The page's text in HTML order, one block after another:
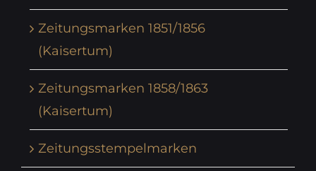
Zeitungsmarken 1851/1856
(Kaisertum)
Zeitungsmarken 1858/1863
(Kaisertum)
Zeitungsstempelmarken